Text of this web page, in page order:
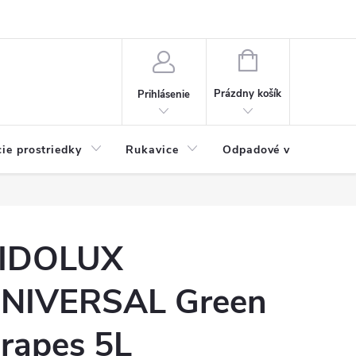
Prihlásenie
NÁKUPNÝ
Prázdny košík
prostriedky Rukavice Odpadové vrecia
Green
5L